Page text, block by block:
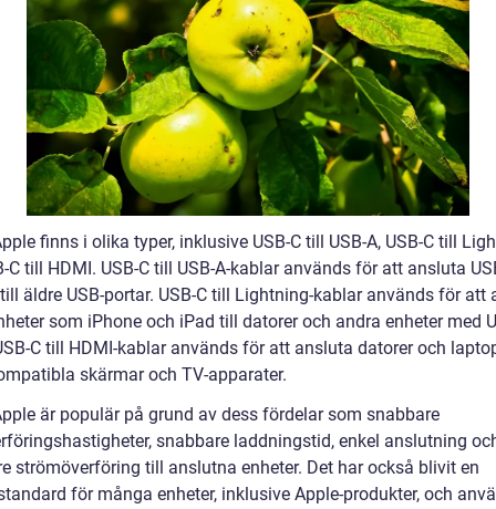
finns i olika typer, inklusive USB-C till USB-A, USB-C till
C till HDMI. USB-C till USB-A-kablar används för att ansluta
äldre USB-portar. USB-C till Lightning-kablar används för att
som iPhone och iPad till datorer och andra enheter med
C till HDMI-kablar används för att ansluta datorer och
skärmar och TV-apparater.
är populär på grund av dess fördelar som snabbare
snabbare laddningstid, enkel anslutning
strömöverföring till anslutna enheter. Det har också blivit en
för många enheter, inklusive Apple-produkter, och